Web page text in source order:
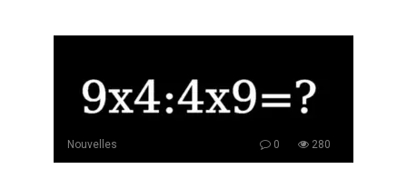
Nouvelles 0 280